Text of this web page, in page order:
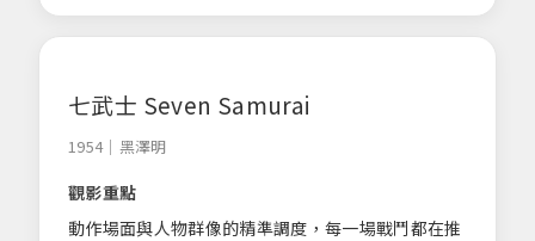
七武士 Seven Samurai
1954｜黑澤明
觀影重點
動作場面與人物群像的精準調度，每一場戰鬥都在推